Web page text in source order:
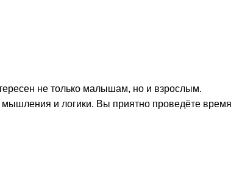
не только малышам, но и взрослым.
мышления и логики. Вы приятно проведёте время